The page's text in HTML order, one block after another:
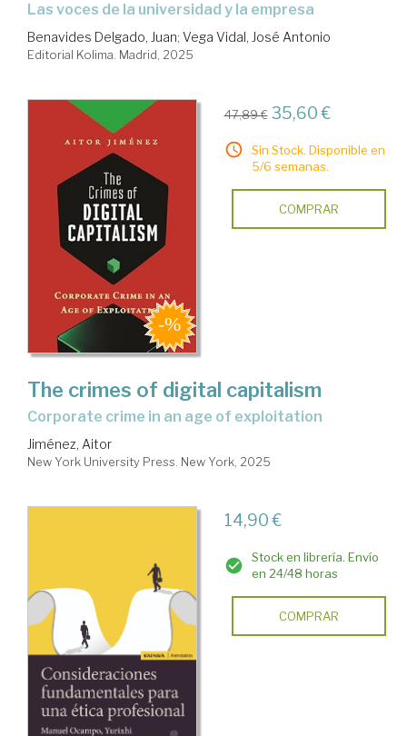
Las voces de la universidad y la empresa
Benavides Delgado, Juan; Vega Vidal, José Antonio
Editorial Kolima. Madrid, 2025
47,89 € 35,60 €
Sin Stock. Disponible en
5/6 semanas.
COMPRAR
The crimes of digital capitalism
corporate crime in an age of exploitation
Jiménez, Aitor
New York University Press. New York, 2025
14,90 €
Stock en librería. Envío
en 24/48 horas
COMPRAR